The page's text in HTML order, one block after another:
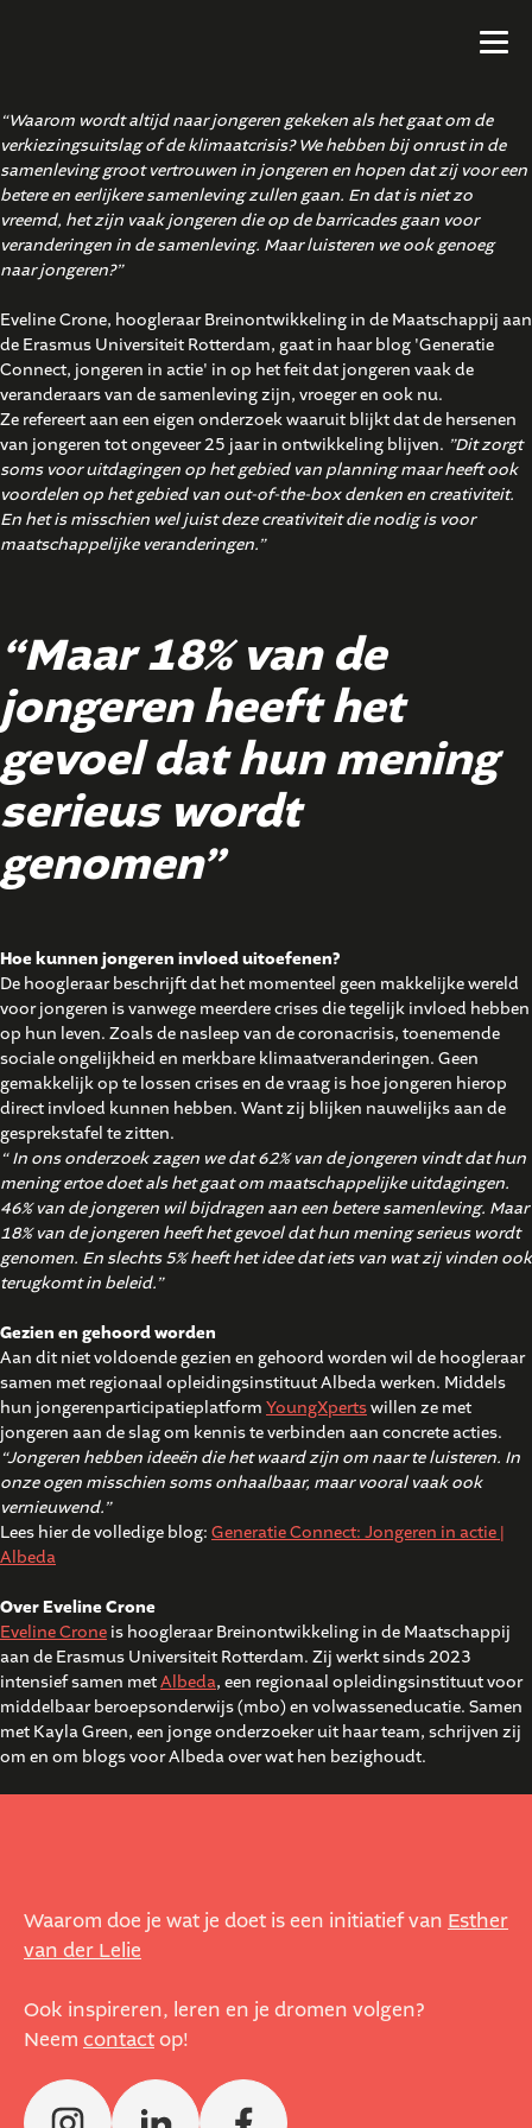
“Waarom wordt altijd naar jongeren gekeken als het gaat om de
verkiezingsuitslag of de klimaatcrisis? We hebben bij onrust in de
samenleving groot vertrouwen in jongeren en hopen dat zij voor een
betere en eerlijkere samenleving zullen gaan. En dat is niet zo
vreemd, het zijn vaak jongeren die op de barricades gaan voor
veranderingen in de samenleving. Maar luisteren we ook genoeg
naar jongeren?”
Eveline Crone, hoogleraar Breinontwikkeling in de Maatschappij aan
de Erasmus Universiteit Rotterdam, gaat in haar blog 'Generatie
Connect, jongeren in actie' in op het feit dat jongeren vaak de
veranderaars van de samenleving zijn, vroeger en ook nu.
Ze refereert aan een eigen onderzoek waaruit blijkt dat de hersenen
van jongeren tot ongeveer 25 jaar in ontwikkeling blijven. ”Dit zorgt
soms voor uitdagingen op het gebied van planning maar heeft ook
voordelen op het gebied van out-of-the-box denken en creativiteit.
En het is misschien wel juist deze creativiteit die nodig is voor
maatschappelijke veranderingen.”
“Maar 18% van de
jongeren heeft het
gevoel dat hun mening
serieus wordt
genomen”
Hoe kunnen jongeren invloed uitoefenen?
De hoogleraar beschrijft dat het momenteel geen makkelijke wereld
voor jongeren is vanwege meerdere crises die tegelijk invloed hebben
op hun leven. Zoals de nasleep van de coronacrisis, toenemende
sociale ongelijkheid en merkbare klimaatveranderingen. Geen
gemakkelijk op te lossen crises en de vraag is hoe jongeren hierop
direct invloed kunnen hebben. Want zij blijken nauwelijks aan de
gesprekstafel te zitten.
“ In ons onderzoek zagen we dat 62% van de jongeren vindt dat hun
mening ertoe doet als het gaat om maatschappelijke uitdagingen.
46% van de jongeren wil bijdragen aan een betere samenleving. Maar
18% van de jongeren heeft het gevoel dat hun mening serieus wordt
genomen. En slechts 5% heeft het idee dat iets van wat zij vinden ook
terugkomt in beleid.”
Gezien en gehoord worden
Aan dit niet voldoende gezien en gehoord worden wil de hoogleraar
samen met regionaal opleidingsinstituut Albeda werken. Middels
hun jongerenparticipatieplatform YoungXpertswillen ze met
jongeren aan de slag om kennis te verbinden aan concrete acties.
“Jongeren hebben ideeën die het waard zijn om naar te luisteren. In
onze ogen misschien soms onhaalbaar, maar vooral vaak ook
vernieuwend.”
Lees hier de volledige blog: Generatie Connect: Jongeren in actie |
Albeda
Over Eveline Crone
Eveline Crone is hoogleraar Breinontwikkeling in de Maatschappij
aan de Erasmus Universiteit Rotterdam. Zij werkt sinds 2023
intensief samen metAlbeda, een regionaal opleidingsinstituut voor
middelbaar beroepsonderwijs (mbo) en volwasseneducatie. Samen
met Kayla Green, een jonge onderzoeker uit haar team, schrijven zij
om en om blogs voor Albeda over wat hen bezighoudt.
Waarom doe je wat je doet is een initiatief van Esther
van der Lelie
Ook inspireren, leren en je dromen volgen?
Neem contactop!